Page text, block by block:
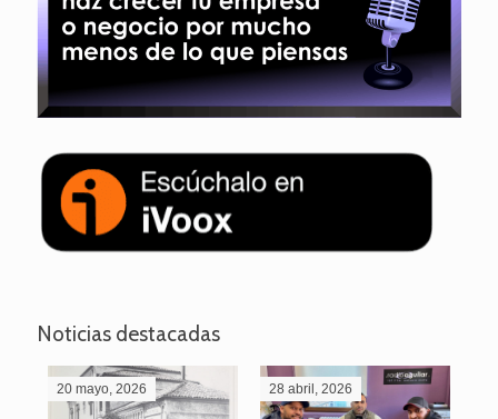
Noticias destacadas
20 mayo, 2026 28 abril, 2026